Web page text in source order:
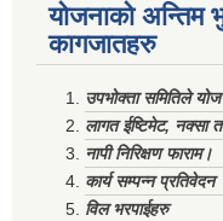
योजनाको अन्तिम
कागजातहरु
उपभोक्ता समितिले
लागत ईष्टिमेट, नक्सा
नापी निरिक्षण फाराम।
कार्य सम्पन्न प्रतिवेदन
विल भरपाईहरु